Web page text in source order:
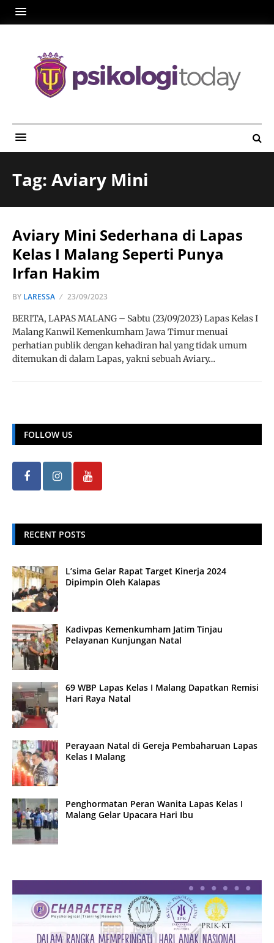
Tag: Aviary Mini
Aviary Mini Sederhana di Lapas
Kelas I Malang Seperti Punya
Irfan Hakim
BY LARESSA 23/09/2023
BERITA, LAPAS MALANG – Sabtu (23/09/2023) Lapas Kelas I
Malang Kanwil Kemenkumham Jawa Timur menuai
perhatian publik dengan kehadiran hal yang tidak umum
ditemukan di dalam Lapas, yakni sebuah Aviary…
FOLLOW US
RECENT POSTS
L’sima Gelar Rapat Target Kinerja 2024
Dipimpin Oleh Kalapas
Kadivpas Kemenkumham Jatim Tinjau
Pelayanan Kunjungan Natal
69 WBP Lapas Kelas I Malang Dapatkan Remisi
Hari Raya Natal
Perayaan Natal di Gereja Pembaharuan Lapas
Kelas I Malang
Penghormatan Peran Wanita Lapas Kelas I
Malang Gelar Upacara Hari Ibu